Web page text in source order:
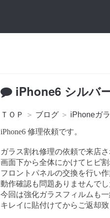
iPhone6 シルバ
ＴＯＰ ＞ ブログ ＞ iPhoneガ
iPhone6 修理依頼です。
ガラス割れ修理の依頼で来店さ
画面下から全体にかけてヒビ
フロントパネルの交換を行い作
動作確認も問題ありませんでし
今回は強化ガラスフィルムも
キレイに貼付けてからご返却致